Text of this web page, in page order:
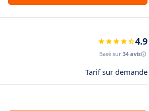
4.9
Basé sur 34 avis
Tarif sur demande